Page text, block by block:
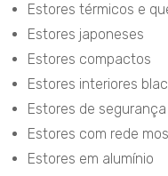
Estores térmicos e
Estores japoneses
Estores compactos
Estores interiores
Estores de segurança
Estores com rede
Estores em alumínio